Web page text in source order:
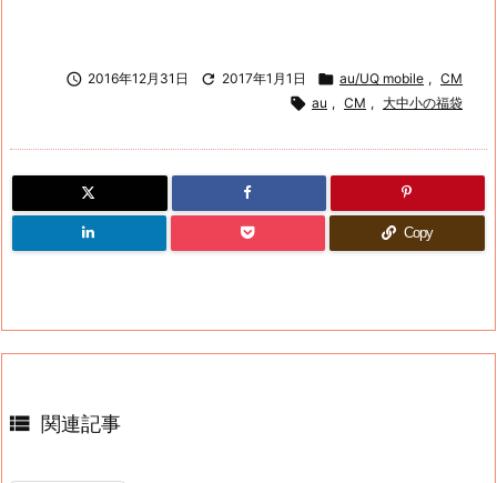
 2016年12月31日  2017年1月1日  au/UQ mobile , CM
 au , CM , 大中小の福袋
Copy
 関連記事